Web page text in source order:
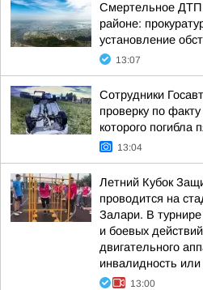
Смертельное ДТП
районе:
установление
13:07
Сотрудники
проверку по
которого погибла
13:04
Летний Кубок
проводится на
Залари. В
и боевых
двигательного
инвалидность
13:00